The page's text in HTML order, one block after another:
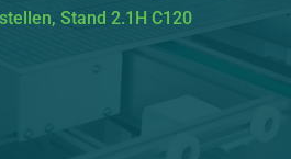
Stand 2.1H C120